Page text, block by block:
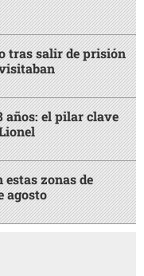
tras salir de prisión
años: el pilar clave
zonas de
agosto